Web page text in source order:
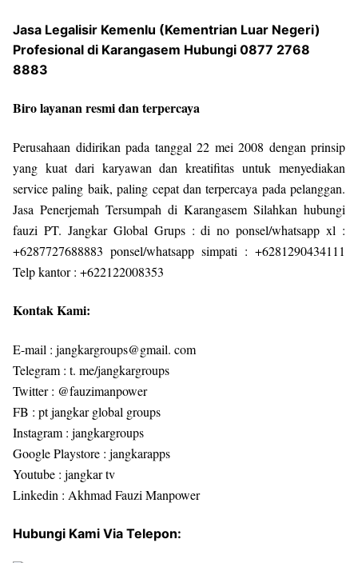
Jasa Legalisir Kemenlu (Kementrian Luar Negeri)
Profesional di Karangasem Hubungi 0877 2768
8883
Biro layanan resmi dan terpercaya
Perusahaan didirikan pada tanggal 22 mei 2008 dengan prinsip
yang kuat dari karyawan dan kreatifitas untuk menyediakan
service paling baik, paling cepat dan terpercaya pada pelanggan.
Jasa Penerjemah Tersumpah di Karangasem Silahkan hubungi
fauzi PT. Jangkar Global Grups : di no ponsel/whatsapp xl :
+6287727688883 ponsel/whatsapp simpati : +6281290434111
Telp kantor : +622122008353
Kontak Kami:
E-mail : jangkargroups@gmail. com
Telegram : t. me/jangkargroups
Twitter : @fauzimanpower
FB : pt jangkar global groups
Instagram : jangkargroups
Google Playstore : jangkarapps
Youtube : jangkar tv
Linkedin : Akhmad Fauzi Manpower
Hubungi Kami Via Telepon: